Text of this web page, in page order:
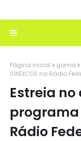
Página inicial gama
SÍNDICOS na Rádio
Estreia no
programa
Rádio